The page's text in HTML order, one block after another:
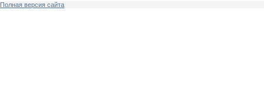
Полная версия сайта